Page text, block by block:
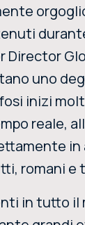
Director
uno
inizi
reale,
in
romani e
in tutto il